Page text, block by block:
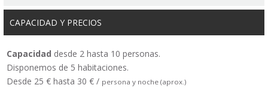
CAPACIDAD Y PRECIOS
Capacidad desde 2 hasta 10 personas.
Disponemos de 5 habitaciones.
Desde 25 € hasta 30 € / persona y noche (aprox.)